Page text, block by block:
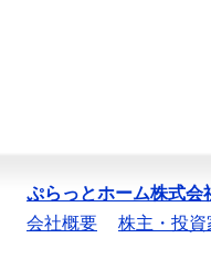
ぷらっとホーム株式会
会社概要
株主・投資